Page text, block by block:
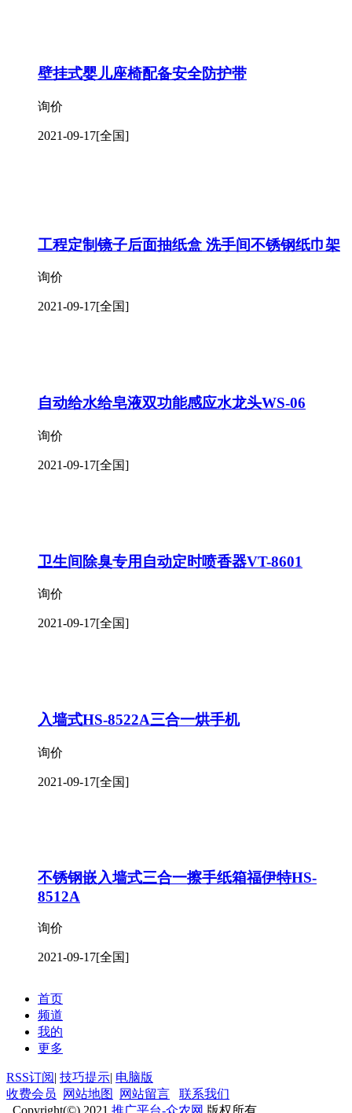
壁挂式婴儿座椅配备安全防护带
询价
2021-09-17[全国]
工程定制镜子后面抽纸盒 洗手间不锈钢纸巾架
询价
2021-09-17[全国]
自动给水给皂液双功能感应水龙头WS-06
询价
2021-09-17[全国]
卫生间除臭专用自动定时喷香器VT-8601
询价
2021-09-17[全国]
入墙式HS-8522A三合一烘手机
询价
2021-09-17[全国]
不锈钢嵌入墙式三合一擦手纸箱福伊特HS-
8512A
询价
2021-09-17[全国]
首页
频道
我的
更多
RSS订阅| 技巧提示| 电脑版
收费会员
网站地图 网站留言
联系我们